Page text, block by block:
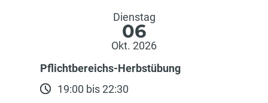
Dienstag
06
Okt. 2026
Pflichtbereichs-Herbstübung
19:00 bis 22:30